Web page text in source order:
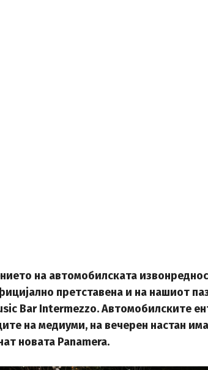
на автомобилската
претставена и на нашиот
Bar Intermezzo. Aвтомобилските
на медиуми, на вечерен настан
новата Panamera.